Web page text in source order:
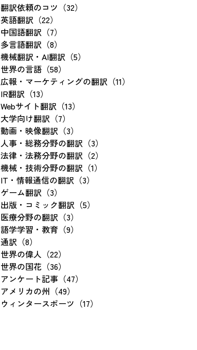
翻訳依頼のコツ（32）
英語翻訳（22）
中国語翻訳（7）
多言語翻訳（8）
機械翻訳・AI翻訳（5）
世界の言語（58）
広報・マーケティングの翻訳（11）
IR翻訳（13）
Webサイト翻訳（13）
大学向け翻訳（7）
動画・映像翻訳（3）
人事・総務分野の翻訳（3）
法律・法務分野の翻訳（2）
機械・技術分野の翻訳（1）
IT・情報通信の翻訳（3）
ゲーム翻訳（3）
出版・コミック翻訳（5）
医療分野の翻訳（3）
語学学習・教育（9）
通訳（8）
世界の偉人（22）
世界の国花（36）
アンケート記事（47）
アメリカの州（49）
ウィンタースポーツ（17）